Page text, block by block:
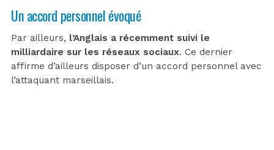
Un accord personnel évoqué
Par ailleurs, l’Anglais a récemment suivi le
milliardaire sur les réseaux sociaux. Ce dernier
affirme d’ailleurs disposer d’un accord personnel avec
l’attaquant marseillais.